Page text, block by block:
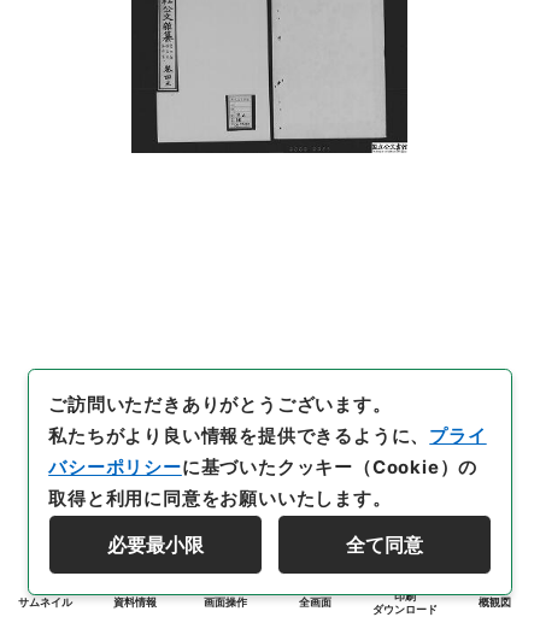
サムネイル 資料情報 画面操作 全画面
印刷
ダウンロード
概観図
ご訪問いただきありがとうございます。
私たちがより良い情報を提供できるように、 プライ
バシーポリシーに基づいたクッキー（Cookie）の
取得と利用に同意をお願いいたします。
必要最小限 全て同意